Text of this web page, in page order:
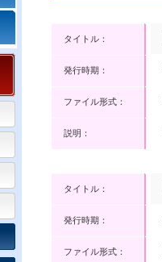
タイトル：
発行時期：
ファイル形式：
説明：
タイトル：
発行時期：
ファイル形式：